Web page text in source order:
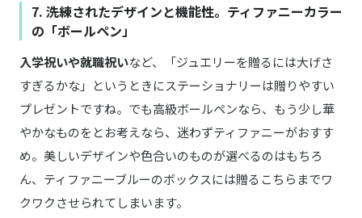
7. 洗練されたデザインと機能性。ティファニーカラー
の「ボールペン」
入学祝いや就職祝いなど、「ジュエリーを贈るには大げさ
すぎるかな」というときにステーショナリーは贈りやすい
プレゼントですね。でも高級ボールペンなら、もう少し華
やかなものをとお考えなら、迷わずティファニーがおすす
め。美しいデザインや色合いのものが選べるのはもちろ
ん、ティファニーブルーのボックスには贈るこちらまでワ
クワクさせられてしまいます。